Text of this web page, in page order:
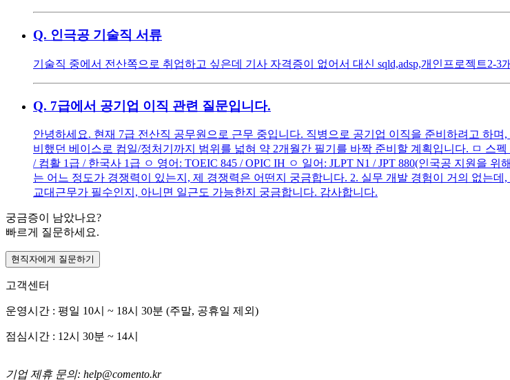
Q. 인극공 기술직 서류
기술직 중에서 전산쪽으로 취업하고 싶은데 기사 자격증이 없어서 대신 sqld,adsp,개인프로젝트2-
Q. 7급에서 공기업 이직 관련 질문입니다.
안녕하세요. 현재 7급 전산직 공무원으로 근무 중입니다. 직병으로 공기업 이직을 준비하려고 하
비했던 베이스로 컴일/정처기까지 범위를 넓혀 약 2개월간 필기를 바짝 준비할 계획입니다. ㅁ 스
/ 컴활 1급 / 한국사 1급 ㅇ 영어: TOEIC 845 / OPIC IH ㅇ 일어: JLPT N1 / JPT 880(인국공 지원을
는 어느 정도가 경쟁력이 있는지, 제 경쟁력은 어떤지 궁금합니다. 2. 실무 개발 경험이 거의 없는
교대근무가 필수인지, 아니면 일근도 가능한지 궁금합니다. 감사합니다.
궁금증이 남았나요?
빠르게 질문하세요.
현직자에게 질문하기
고객센터
운영시간 : 평일 10시 ~ 18시 30분 (주말, 공휴일 제외)
점심시간 : 12시 30분 ~ 14시
기업 제휴 문의: help@comento.kr